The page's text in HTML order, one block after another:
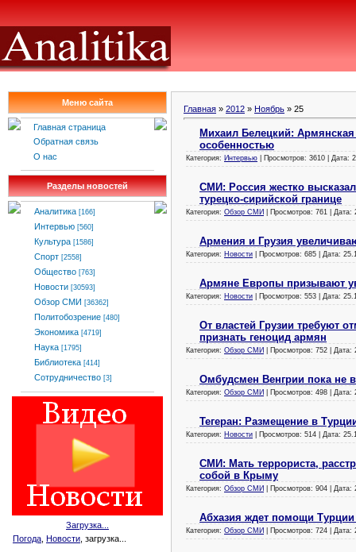
Меню сайта
Главная страница
Обратная связь
О нас
Разделы новостей
Аналитика [166]
Интервью [560]
Культура [1586]
Спорт [2558]
Общество [763]
Новости [30593]
Обзор СМИ [36362]
Политобозрение [480]
Экономика [4719]
Наука [1795]
Библиотека [414]
Сотрудничество [3]
Загрузка...
Погода Новости , загрузка...
Главная » 2012 » Ноябрь » 25
Михаил Белецкий: Армянская
особенностью
Категория: Интервью | Просмотров: 3610 | Дата:
СМИ: Россия жестко
турецко-сирийской границе
Категория: Обзор СМИ | Просмотров: 761 | Дата:
Армения и Грузия
Категория: Новости | Просмотров: 685 | Дата:
Армяне Европы призывают
Категория: Новости | Просмотров: 553 | Дата:
От властей Грузии требуют
признать геноцид армян
Категория: Обзор СМИ | Просмотров: 752 | Дата:
Омбудсмен Венгрии пока не
Категория: Обзор СМИ | Просмотров: 498 | Дата:
Тегеран: Размещение в
Категория: Новости | Просмотров: 514 | Дата:
СМИ: Мать террориста,
собой в Крыму
Категория: Обзор СМИ | Просмотров: 904 | Дата:
Абхазия ждет помощи
Категория: Обзор СМИ | Просмотров: 724 | Дата: